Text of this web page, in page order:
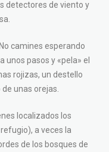
detectores de viento y
No camines esperando
unos pasos y «pela» el
rojizas, un destello
unas orejas.
localizados los
a veces la
de los bosques de